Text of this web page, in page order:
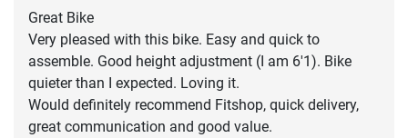
Great Bike
Very pleased with this bike. Easy and quick to
assemble. Good height adjustment (I am 6'1). Bike
quieter than I expected. Loving it.
Would definitely recommend Fitshop, quick delivery,
great communication and good value.